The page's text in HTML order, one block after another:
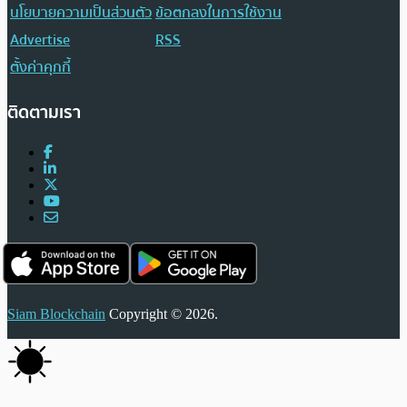
นโยบายความเป็นส่วนตัวข้อตกลงในการใช้งาน
Advertise
RSS
ตั้งค่าคุกกี้
ติดตามเรา
Siam Blockchain Copyright © 2026.